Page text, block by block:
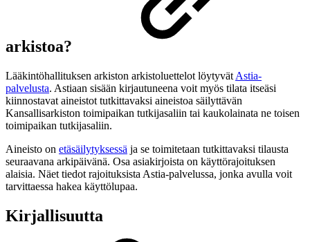
arkistoa?
Lääkintöhallituksen arkiston arkistoluettelot löytyvät Astia-
palvelusta. Astiaan sisään kirjautuneena voit myös tilata itseäsi
kiinnostavat aineistot tutkittavaksi aineistoa säilyttävän
Kansallisarkiston toimipaikan tutkijasaliin tai kaukolainata ne toisen
toimipaikan tutkijasaliin.
Aineisto on etäsäilytyksessä ja se toimitetaan tutkittavaksi tilausta
seuraavana arkipäivänä. Osa asiakirjoista on käyttörajoituksen
alaisia. Näet tiedot rajoituksista Astia-palvelussa, jonka avulla voit
tarvittaessa hakea käyttölupaa.
Kirjallisuutta